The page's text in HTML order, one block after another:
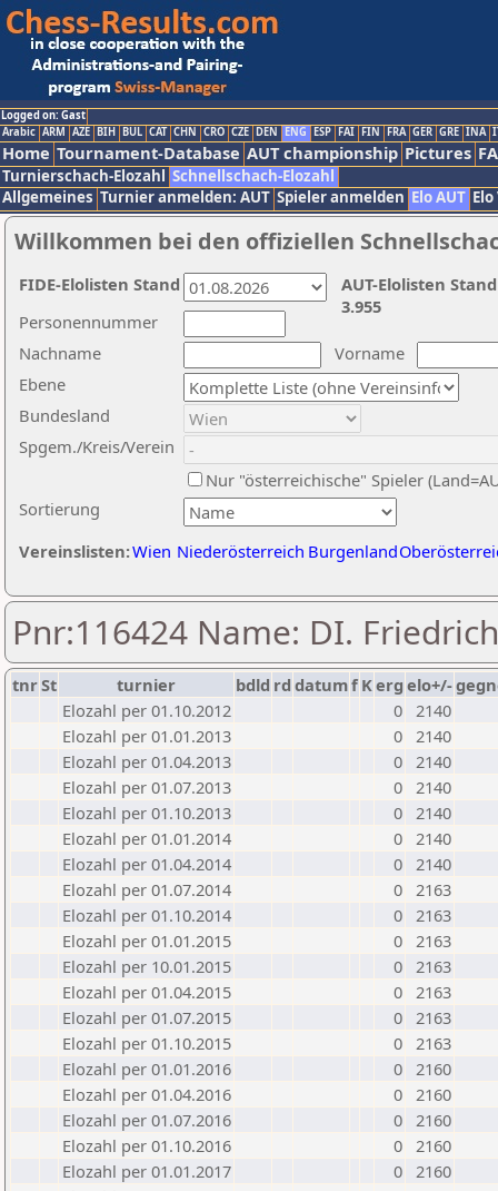
Logged on: Gast
Arabic ARM AZE BIH BUL CAT CHN CRO CZE DEN ENG ESP FAI FIN FRA GER GRE INA
Home Tournament-Database AUT championship Pictures
Turnierschach-Elozahl Schnellschach-Elozahl
Allgemeines Turnier anmelden: AUT Spieler anmelden Elo AUT
Willkommen bei den offiziellen
Nachname
Vorname
Ebene
Sortierung
Personennummer
Bundesland
Spgem./Kreis/Verein
Nur "österreichische" Spieler
Vereinslisten:Wien Niederösterreich Burgenland
AUT-Elolisten
3.955
FIDE-Elolisten Stand
Pnr:116424 Name: DI.
tnrSt turnier bdld rd datumf Kerg elo+/-
Elozahl per 01.10.2012
0 2140
Elozahl per 01.01.2013
0 2140
Elozahl per 01.04.2013
0 2140
Elozahl per 01.07.2013
0 2140
Elozahl per 01.10.2013
0 2140
Elozahl per 01.01.2014
0 2140
Elozahl per 01.04.2014
0 2140
Elozahl per 01.07.2014
0 2163
Elozahl per 01.10.2014
0 2163
Elozahl per 01.01.2015
0 2163
Elozahl per 10.01.2015
0 2163
Elozahl per 01.04.2015
0 2163
Elozahl per 01.07.2015
0 2163
Elozahl per 01.10.2015
0 2163
Elozahl per 01.01.2016
0 2160
Elozahl per 01.04.2016
0 2160
Elozahl per 01.07.2016
0 2160
Elozahl per 01.10.2016
0 2160
Elozahl per 01.01.2017
0 2160